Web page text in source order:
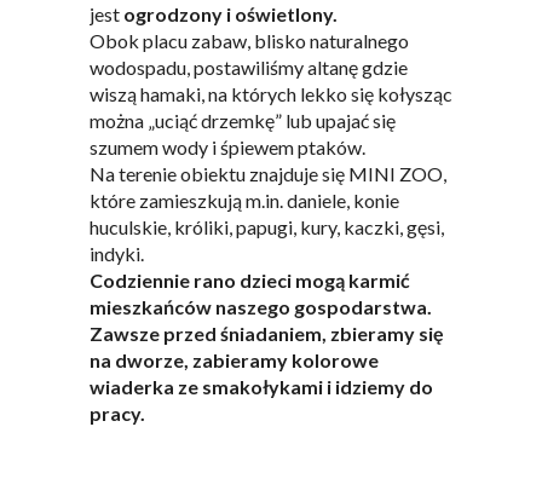
jest ogrodzony i oświetlony.
Obok placu zabaw, blisko naturalnego
wodospadu, postawiliśmy altanę gdzie
wiszą hamaki, na których lekko się kołysząc
można „uciąć drzemkę” lub upajać się
szumem wody i śpiewem ptaków.
Na terenie obiektu znajduje się MINI ZOO,
które zamieszkują m.in. daniele, konie
huculskie, króliki, papugi, kury, kaczki, gęsi,
indyki.
Codziennie rano dzieci mogą karmić
mieszkańców naszego gospodarstwa.
Zawsze przed śniadaniem, zbieramy się
na dworze, zabieramy kolorowe
wiaderka ze smakołykami i idziemy do
pracy.